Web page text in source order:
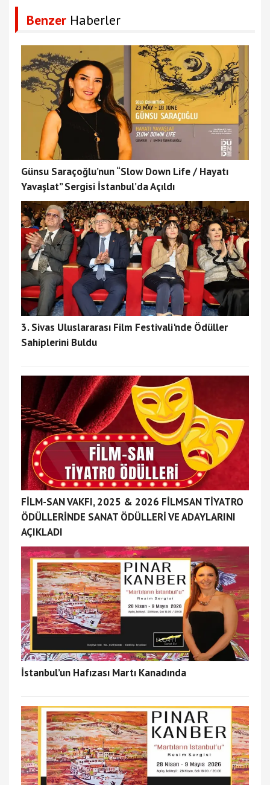
Benzer Haberler
Günsu Saraçoğlu’nun “Slow Down Life / Hayatı
Yavaşlat” Sergisi İstanbul’da Açıldı
3. Sivas Uluslararası Film Festivali'nde Ödüller
Sahiplerini Buldu
FİLM-SAN VAKFI, 2025 & 2026 FİLMSAN TİYATRO
ÖDÜLLERİNDE SANAT ÖDÜLLERİ VE ADAYLARINI
AÇIKLADI
İstanbul’un Hafızası Martı Kanadında